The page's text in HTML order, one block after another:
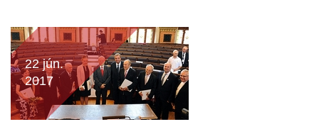
22 jún.
2017